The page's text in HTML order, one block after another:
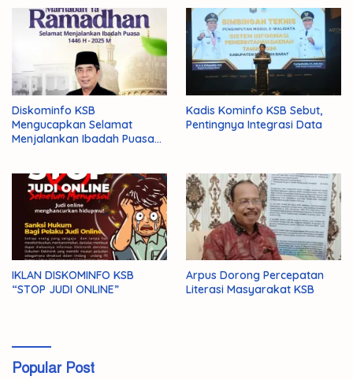
Diskominfo KSB
Mengucapkan Selamat
Menjalankan Ibadah Puasa
Kadis Kominfo KSB Sebut,
Pentingnya Integrasi Data
IKLAN DISKOMINFO KSB
“STOP JUDI ONLINE”
Arpus Dorong Percepatan
Literasi Masyarakat KSB
Popular Post